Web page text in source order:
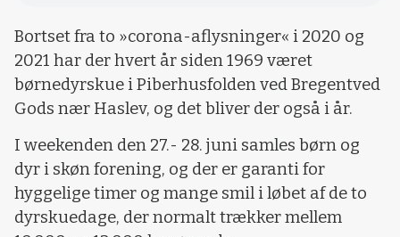
Bortset fra to »corona-aflysninger« i 2020 og
2021 har der hvert år siden 1969 været
børnedyrskue i Piberhusfolden ved Bregentved
Gods nær Haslev, og det bliver der også i år.
I weekenden den 27.- 28. juni samles børn og
dyr i skøn forening, og der er garanti for
hyggelige timer og mange smil i løbet af de to
dyrskuedage, der normalt trækker mellem